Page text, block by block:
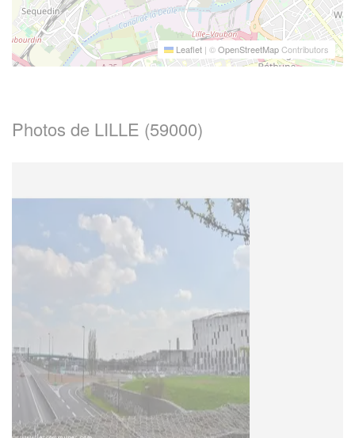
Leaflet | ©OpenStreetMapContributors
Photos de LILLE (59000)